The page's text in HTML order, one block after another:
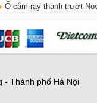
Ổ cắm ray thanh trượt
- Thành phố Hà Nội